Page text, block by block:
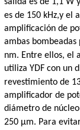
es de 150 kHz,y el
amplificación de
ambas
nm. Entre ellos, el
utiliza YDF con un
revestimiento de
amplificador de
diámetro de
250 μm. Para